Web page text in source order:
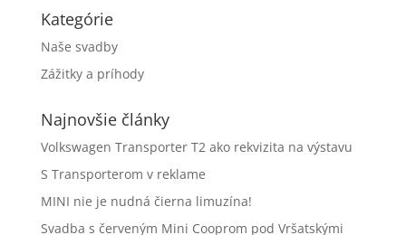
Kategórie
Naše svadby
Zážitky a príhody
Najnovšie články
Volkswagen Transporter T2 ako rekvizita na výstavu
S Transporterom v reklame
MINI nie je nudná čierna limuzína!
Svadba s červeným Mini Cooprom pod Vršatskými